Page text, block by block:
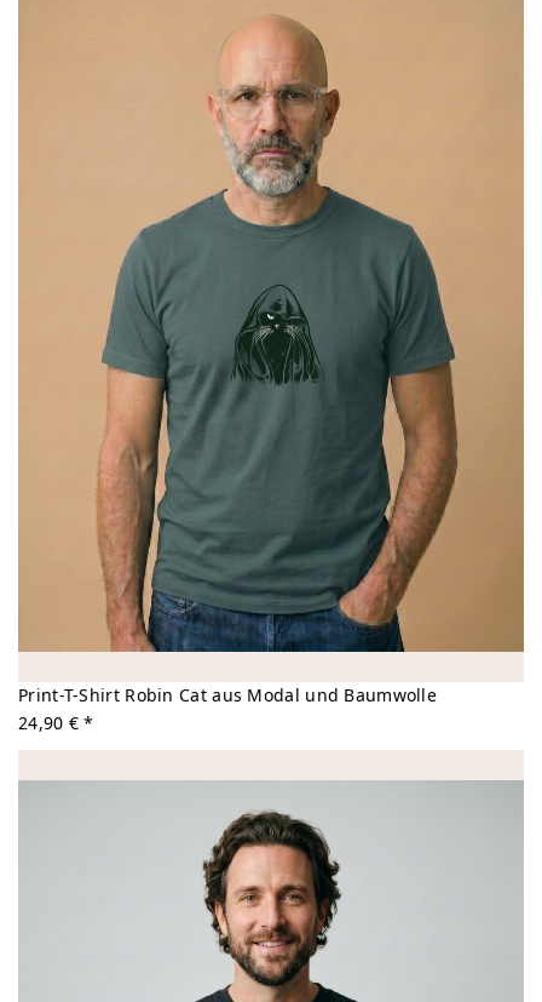
Print-T-Shirt Robin Cat aus Modal und Baumwolle
24,90 € *